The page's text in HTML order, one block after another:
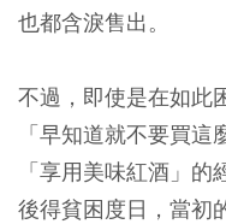
也都含淚售出。
不過，即使是在如此
「早知道就不要買
「享用美味紅酒」
後得貧困度日，當初